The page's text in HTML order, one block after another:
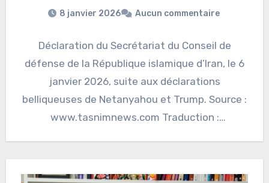
8 janvier 2026 Aucun commentaire
Déclaration du Secrétariat du Conseil de
défense de la République islamique d’Iran, le 6
janvier 2026, suite aux déclarations
belliqueuses de Netanyahou et Trump. Source :
www.tasnimnews.com Traduction :